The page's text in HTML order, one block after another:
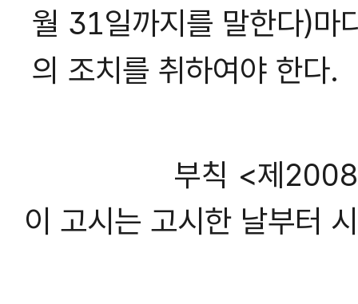
월 31일까지를 말한다)마
의 조치를 취하여야 한다.
부칙 <제
이 고시는 고시한 날부터